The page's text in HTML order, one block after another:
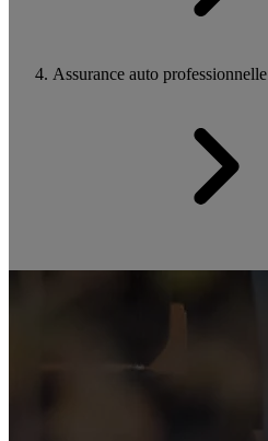
Assurance auto professionnelle